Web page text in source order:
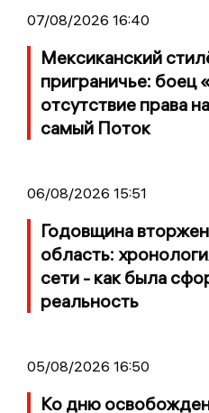
07/08/2026 16:40
Мексиканский
приграничье: боец
отсутствие права
самый Поток
06/08/2026 15:51
Годовщина
область:
сети - как была
реальность
05/08/2026 16:50
Ко дню